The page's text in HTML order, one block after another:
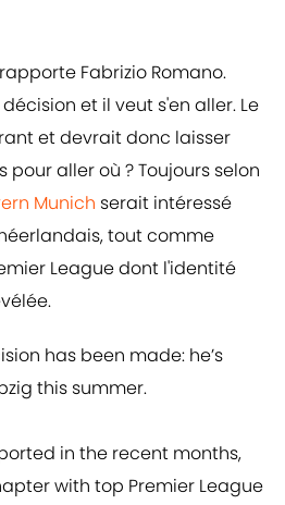
Fabrizio Romano.
et il veut s'en aller. Le
et devrait donc laisser
pour aller où ? Toujours selon
Munich serait intéressé
tout comme
League dont l'identité
has been made: he’s
this summer.
in the recent months,
with top Premier League